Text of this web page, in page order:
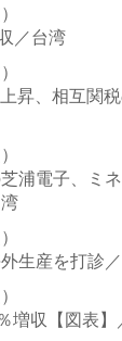
／台湾
昇、相互関
浦電子、ミ
生産を打診
増収【図表】